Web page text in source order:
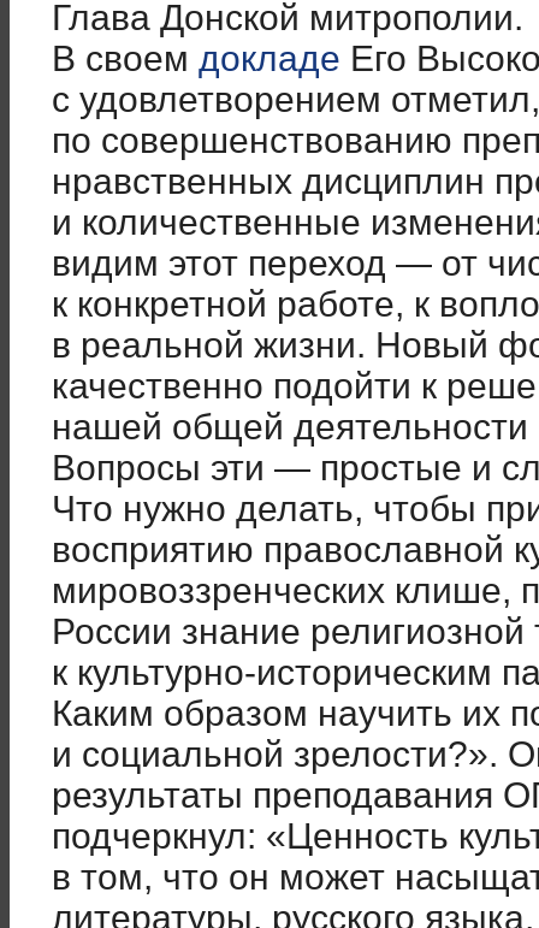
Глава Донской митрополии.
В своем докладе Его
с удовлетворением
по совершенствованию
нравственных дисциплин
и количественные
видим этот переход — от
к конкретной работе, к
в реальной жизни. Новый
качественно подойти к
нашей общей
Вопросы эти — простые и
Что нужно делать, чтобы
восприятию православной
мировоззренческих
России знание
к культурно-историческим
Каким образом научить их
и социальной зрелости?».
результаты преподавания
подчеркнул: «Ценность
в том, что он может
литературы, русского